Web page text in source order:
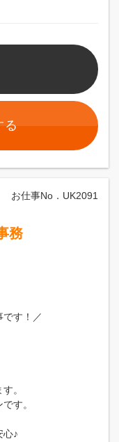
る
お仕事No．UK2091
務
す！／
。
す。
心♪